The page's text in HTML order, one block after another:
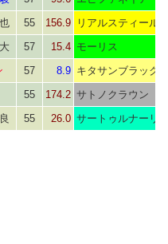
55 156.9
リアルスティール
57 15.4 モーリス
57 8.9 キタサンブラック
55 174.2 サトノクラウン
55 26.0 サートゥルナーリ